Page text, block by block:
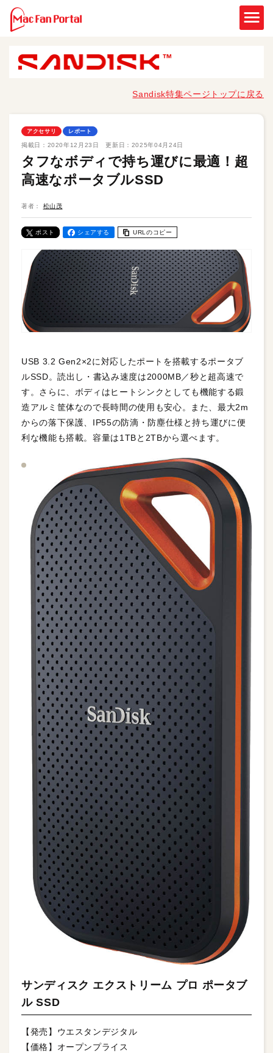
Sandisk特集ページトップに戻る
アクセサリ レポート
掲載日： 2020年12月23日 更新日： 2025年04月24日
タフなボディで持ち運びに最適！超
高速なポータブルSSD
著者： 松山茂
ポスト シェアする URLのコピー
USB 3.2 Gen2×2に対応したポートを搭載するポータブ
ルSSD。読出し・書込み速度は2000MB／秒と超高速で
す。さらに、ボディはヒートシンクとしても機能する鍛
造アルミ筐体なので長時間の使用も安心。また、最大2m
からの落下保護、IP55の防滴・防塵仕様と持ち運びに便
利な機能も搭載。容量は1TBと2TBから選べます。
サンディスク エクストリーム プロ ポータブ
ル SSD
【発売】ウエスタンデジタル
【価格】オープンプライス